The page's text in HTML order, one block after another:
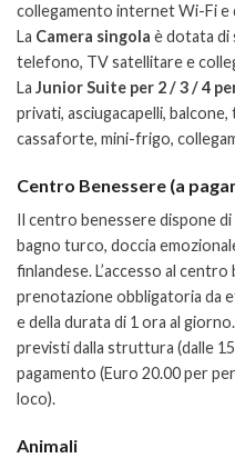
collegamento internet Wi-Fi e
La Camera singola è dotata di
telefono, TV satellitare e
La Junior Suite per 2 / 3 / 4
privati, asciugacapelli,
cassaforte, mini-frigo,
Centro Benessere (a
Il centro benessere dispone di
bagno turco, doccia
finlandese. L’accesso al
prenotazione obbligatoria da
e della durata di 1 ora al
previsti dalla struttura (dalle
pagamento (Euro 20.00 per
loco).
Animali